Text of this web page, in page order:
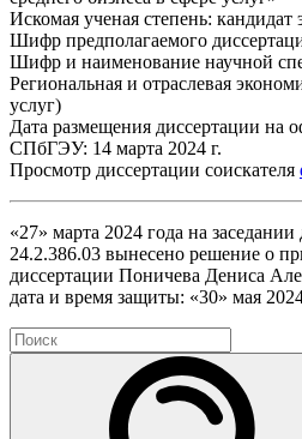
Искомая ученая степень: кандидат
Шифр предполагаемого
Шифр и наименование научной
Региональная и отраслевая
услуг)
Дата размещения диссертации на
СПбГЭУ: 14 марта 2024 г.
Просмотр диссертации соискателя
«27» марта 2024 года на
24.2.386.03 вынесено решение о
диссертации Поничева Дениса
дата и время защиты: «30» мая